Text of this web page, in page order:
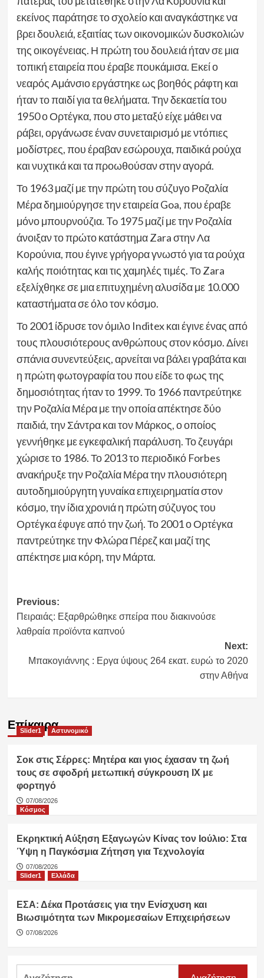
εκείνος παράτησε το σχολείο και αναγκάστηκε να
βρει δουλειά, εξαιτίας των οικονομικών δυσκολιών
της οικογένειας. Η πρώτη του δουλειά ήταν σε μια
τοπική εταιρεία που έραβε πουκάμισα. Εκεί ο
νεαρός Αμάνσιο εργάστηκε ως βοηθός ράφτη και
ήταν το παιδί για τα θελήματα. Την δεκαετία του
1950 ο Ορτέγκα, που στο μεταξύ είχε μάθει να
ράβει, οργάνωσε έναν συνεταιρισμό με ντόπιες
μοδίστρες, που έραβαν εσώρουχα, παιδικά ρούχα
και νυχτικά και τα προωθούσαν στην αγορά.
Το 1963 μαζί με την πρώτη του σύζυγο Ροζαλία
Μέρα δημιούργησε την εταιρεία Goa, που έραβε
μόνο μπουρνούζια. To 1975 μαζί με την Ροζαλία
άνοιξαν το πρώτο κατάστημα Zara στην Λα
Κορούνια, που έγινε γρήγορα γνωστό για τα ρούχα
καλής ποιότητας και τις χαμηλές τιμές. Το Zara
εξελίχθηκε σε μια επιτυχημένη αλυσίδα με 10.000
καταστήματα σε όλο τον κόσμο.
Το 2001 ίδρυσε τον όμιλο Inditex και έγινε ένας από
τους πλουσιότερους ανθρώπους στον κόσμο. Δίνει
σπάνια συνεντεύξεις, αρνείται να βάλει γραβάτα και
η πρώτη φωτογραφία του που είδε το φως της
δημοσιότητας ήταν το 1999. Το 1966 παντρεύτηκε
την Ροζαλία Μέρα με την οποία απέκτησε δύο
παιδιά, την Σάντρα και τον Μάρκος, ο οποίος
γεννήθηκε με εγκεφαλική παράλυση. Το ζευγάρι
χώρισε το 1986. Το 2013 το περιοδικό Forbes
ανακήρυξε την Ροζαλία Μέρα την πλουσιότερη
αυτοδημιούργητη γυναίκα επιχειρηματία στον
κόσμο, την ίδια χρονιά η πρώτη σύζυγος του
Ορτέγκα έφυγε από την ζωή. Το 2001 ο Ορτέγκα
παντρεύτηκε την Φλώρα Πέρεζ και μαζί της
απέκτησε μια κόρη, την Μάρτα.
Post
navigation
Previous:
Πειραιάς: Εξαρθρώθηκε σπείρα που διακινούσε
λαθραία προϊόντα καπνού
Next:
Μπακογιάννης : Εργα ύψους 264 εκατ. ευρώ το 2020
στην Αθήνα
Επίκαιρα
Slider1 Αστυνομικό
Σοκ στις Σέρρες: Μητέρα και γιος έχασαν τη ζωή
τους σε σφοδρή μετωπική σύγκρουση ΙΧ με
φορτηγό
07/08/2026
Κόσμος
Εκρηκτική Αύξηση Εξαγωγών Κίνας τον Ιούλιο: Στα
Ύψη η Παγκόσμια Ζήτηση για Τεχνολογία
07/08/2026
Slider1
Ελλάδα
ΕΣΑ: Δέκα Προτάσεις για την Ενίσχυση και
Βιωσιμότητα των Μικρομεσαίων Επιχειρήσεων
07/08/2026
Αναζήτηση